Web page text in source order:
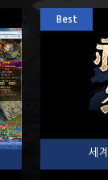
Best
세